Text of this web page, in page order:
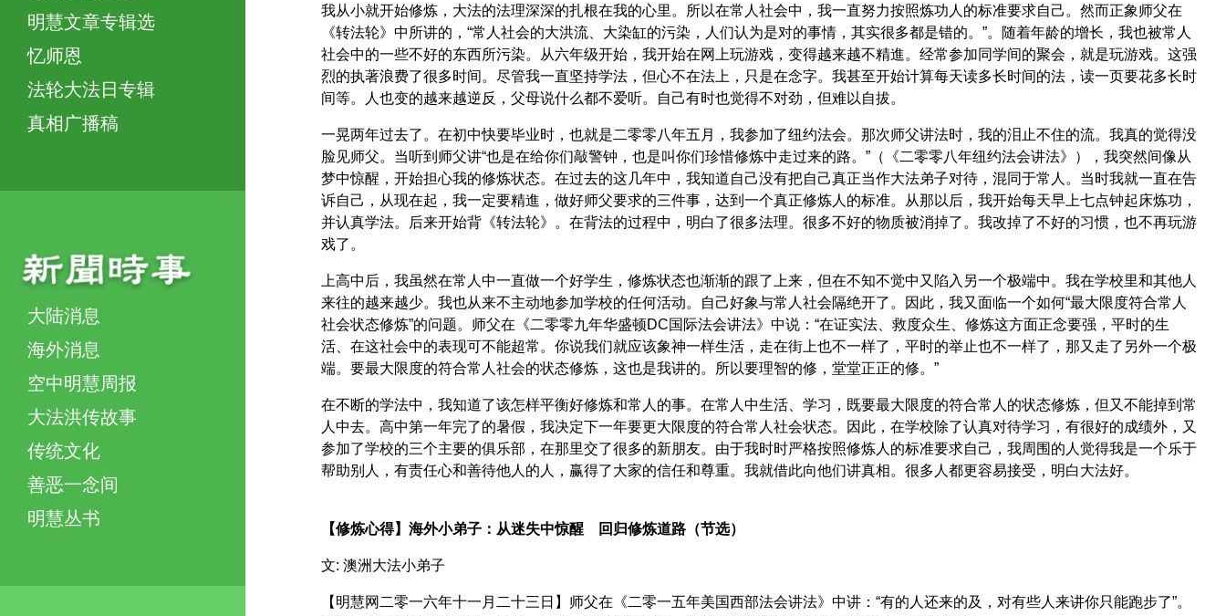
明慧文章专辑选
忆师恩
法轮大法日专辑
真相广播稿
大陆消息
海外消息
空中明慧周报
大法洪传故事
传统文化
善恶一念间
明慧丛书
我从小就开始修炼，大法的法理深深的扎根在我的心里。所以在常人社会中，我一直努力按照炼功人的标准要求自己。然而正象师父在
《转法轮》中所讲的，“常人社会的大洪流、大染缸的污染，人们认为是对的事情，其实很多都是错的。”。随着年龄的增长，我也被常人
社会中的一些不好的东西所污染。从六年级开始，我开始在网上玩游戏，变得越来越不精進。经常参加同学间的聚会，就是玩游戏。这强
烈的执著浪费了很多时间。尽管我一直坚持学法，但心不在法上，只是在念字。我甚至开始计算每天读多长时间的法，读一页要花多长时
间等。人也变的越来越逆反，父母说什么都不爱听。自己有时也觉得不对劲，但难以自拔。
一晃两年过去了。在初中快要毕业时，也就是二零零八年五月，我参加了纽约法会。那次师父讲法时，我的泪止不住的流。我真的觉得没
脸见师父。当听到师父讲“也是在给你们敲警钟，也是叫你们珍惜修炼中走过来的路。”（《二零零八年纽约法会讲法》），我突然间像从
梦中惊醒，开始担心我的修炼状态。在过去的这几年中，我知道自己没有把自己真正当作大法弟子对待，混同于常人。当时我就一直在告
诉自己，从现在起，我一定要精進，做好师父要求的三件事，达到一个真正修炼人的标准。从那以后，我开始每天早上七点钟起床炼功，
并认真学法。后来开始背《转法轮》。在背法的过程中，明白了很多法理。很多不好的物质被消掉了。我改掉了不好的习惯，也不再玩游
戏了。
上高中后，我虽然在常人中一直做一个好学生，修炼状态也渐渐的跟了上来，但在不知不觉中又陷入另一个极端中。我在学校里和其他人
来往的越来越少。我也从来不主动地参加学校的任何活动。自己好象与常人社会隔绝开了。因此，我又面临一个如何“最大限度符合常人
社会状态修炼”的问题。师父在《二零零九年华盛顿DC国际法会讲法》中说：“在证实法、救度众生、修炼这方面正念要强，平时的生
活、在这社会中的表现可不能超常。你说我们就应该象神一样生活，走在街上也不一样了，平时的举止也不一样了，那又走了另外一个极
端。要最大限度的符合常人社会的状态修炼，这也是我讲的。所以要理智的修，堂堂正正的修。”
在不断的学法中，我知道了该怎样平衡好修炼和常人的事。在常人中生活、学习，既要最大限度的符合常人的状态修炼，但又不能掉到常
人中去。高中第一年完了的暑假，我决定下一年要更大限度的符合常人社会状态。因此，在学校除了认真对待学习，有很好的成绩外，又
参加了学校的三个主要的俱乐部，在那里交了很多的新朋友。由于我时时严格按照修炼人的标准要求自己，我周围的人觉得我是一个乐于
帮助别人，有责任心和善待他人的人，赢得了大家的信任和尊重。我就借此向他们讲真相。很多人都更容易接受，明白大法好。
【修炼心得】海外小弟子：从迷失中惊醒 回归修炼道路（节选）
文: 澳洲大法小弟子
【明慧网二零一六年十一月二十三日】师父在《二零一五年美国西部法会讲法》中讲：“有的人还来的及，对有些人来讲你只能跑步了”。